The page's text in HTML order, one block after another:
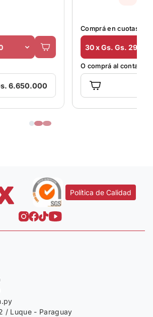
299.000
Gs. 6.950.000
Política de Calidad
/ Luque - Paraguay